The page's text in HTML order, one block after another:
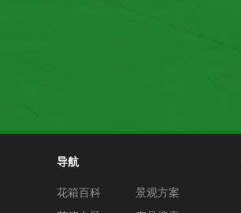
导航
花箱百科
景观方案